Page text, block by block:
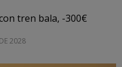
tren bala, -300€
2028